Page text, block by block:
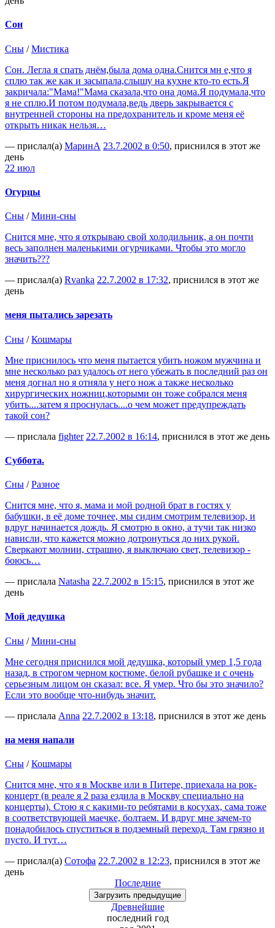
Сон
Сны /Мистика
Сон. Легла я спать днём,была дома одна.Снится мн е,что я
сплю так же как и засыпала,слышу на кухне кто-то есть.Я
закричала:"Мама!"Мама сказала,что она дома.Я подумала,что
я не сплю.И потом подумала,ведь дверь закрывается с
внутренней стороны на предохранитель и кроме меня её
открыть никак нельзя…
— прислал(а) МаринА 23.7.2002 в 0:50, приснился в этот же
день
22 июл
Огурцы
Сны /Мини-сны
Снится мне, что я открываю свой холодильник, а он почти
весь заполнен маленькими огурчиками. Чтобы это могло
значить???
— прислал(а) Rvanka 22.7.2002 в 17:32, приснился в этот же
день
меня пытались зарезать
Сны /Кошмары
Мне приснилось что меня пытается убить ножом мужчина и
мне несколько раз удалось от него убежать в последний раз он
меня догнал но я отняла у него нож а также несколько
хирургических ножниц,которыми он тоже собрался меня
убить....затем я проснулась....о чем может предупреждать
такой сон?
— прислала fighter 22.7.2002 в 16:14, приснился в этот же день
Суббота.
Сны /Разное
Снится мне, что я, мама и мой родной брат в гостях у
бабушки, в её доме точнее, мы сидим смотрим телевизор, и
вдруг начинается дождь. Я смотрю в окно, а тучи так низко
нависли, что кажется можно дотронуться до них рукой.
Сверкают молнии, страшно, я выключаю свет, телевизор -
боюсь…
— прислала Natasha 22.7.2002 в 15:15, приснился в этот же
день
Мой дедушка
Сны /Мини-сны
Мне сегодня приснился мой дедушка, который умер 1,5 года
назад, в строгом черном костюме, белой рубашке и с очень
серьезным лицом он сказал: все. Я умер. Что бы это значило?
Если это вообще что-нибудь значит.
— прислала Anna 22.7.2002 в 13:18, приснился в этот же день
на меня напали
Сны /Кошмары
Снится мне, что я в Москве или в Питере, приехала на рок-
концерт (в реале я 2 раза ездила в Москву специально на
концерты). Стою я с какими-то ребятами в косухах, сама тоже
в соответствующей маечке, болтаем. И вдруг мне зачем-то
понадобилось спуститься в подземный переход. Там грязно и
пусто. И тут…
— прислал(а) Сотофа 22.7.2002 в 12:23, приснился в этот же
день
Последние
Загрузить предыдущие
Древнейшие
последний год